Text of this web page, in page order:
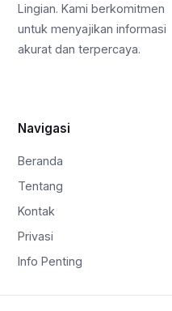
Lingian. Kami berkomitmen
untuk menyajikan informasi
akurat dan terpercaya.
Navigasi
Beranda
Tentang
Kontak
Privasi
Info Penting